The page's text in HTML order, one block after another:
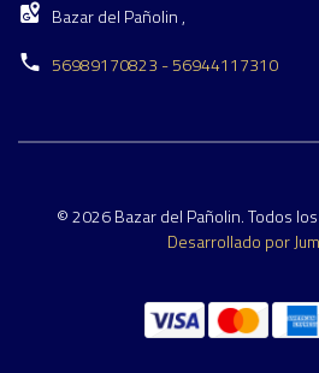
Bazar del Pañolin ,
56989170823 - 56944117310
© 2026 Bazar del Pañolin. Todos
Desarrollado por